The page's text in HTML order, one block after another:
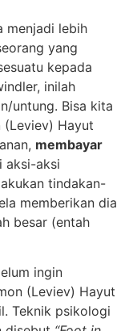
menjadi lebih
yang
kepada
inilah
untung. Bisa kita
(Leviev) Hayut
membayar
aksi-aksi
tindakan-
memberikan dia
besar (entah
ingin
(Leviev) Hayut
Teknik psikologi